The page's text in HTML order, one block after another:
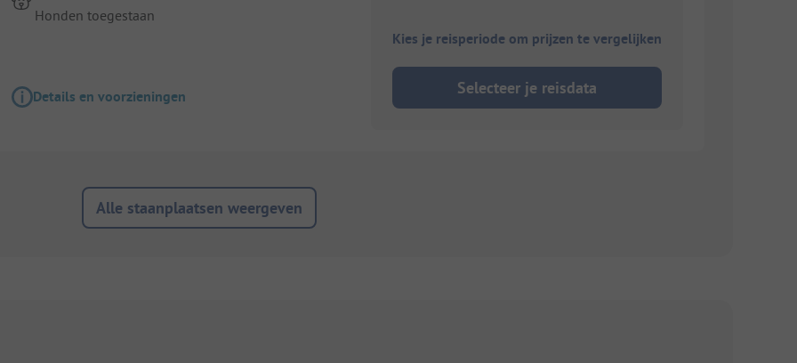
Honden toegestaan
Details en voorzieningen
Kies je reisperiode om prijzen te vergelijken
Selecteer je reisdata
Alle staanplaatsen weergeven